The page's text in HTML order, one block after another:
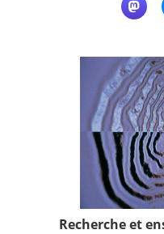
Qui sommes nous ?
Nous suivre
Recherche et